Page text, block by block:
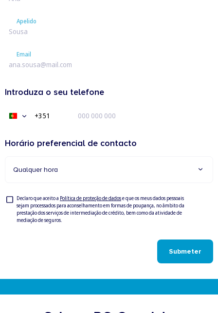
Apelido
Apelido
Email
Email
Introduza o seu telefone
Portugal+351
Horário preferencial de contacto
Qualquer hora
Privacy
Check
Declaro que aceito a Política de proteção de dadose que os meus dados pessoais
sejam processados para aconselhamento em formas de poupança, no âmbito da
prestação dos serviços de intermediação de crédito, bem como da atividade de
mediação de seguros.
Submeter